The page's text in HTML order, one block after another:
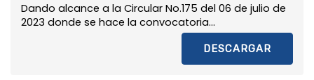
Dando alcance a la Circular No.175 del 06 de julio de
2023 donde se hace la convocatoria...
DESCARGAR